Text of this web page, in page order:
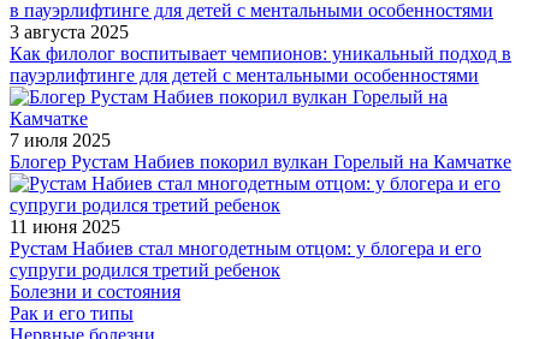
3 августа 2025
Как филолог воспитывает чемпионов: уникальный подход в
пауэрлифтинге для детей с ментальными особенностями
7 июля 2025
Блогер Рустам Набиев покорил вулкан Горелый на Камчатке
11 июня 2025
Рустам Набиев стал многодетным отцом: у блогера и его
супруги родился третий ребенок
Болезни и состояния
Рак и его типы